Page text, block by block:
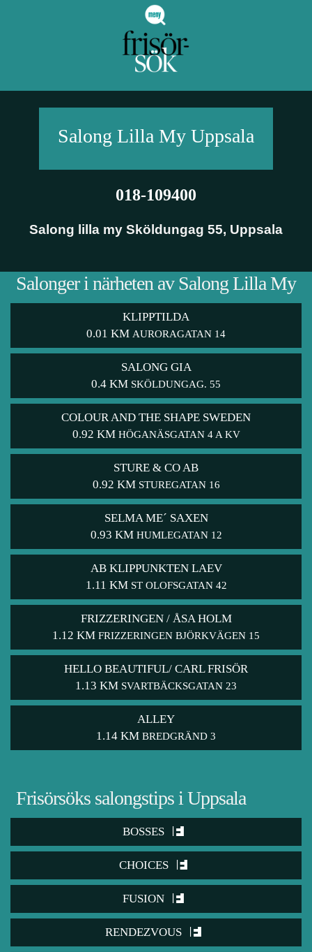
Salong Lilla My Uppsala
018-109400
Salong lilla my Sköldungag 55, Uppsala
Salonger i närheten av Salong Lilla My
KLIPPTILDA
0.01 KM AURORAGATAN 14
SALONG GIA
0.4 KM SKÖLDUNGAG. 55
COLOUR AND THE SHAPE SWEDEN
0.92 KM HÖGANÄSGATAN 4 A KV
STURE & CO AB
0.92 KM STUREGATAN 16
SELMA ME´ SAXEN
0.93 KM HUMLEGATAN 12
AB KLIPPUNKTEN LAEV
1.11 KM ST OLOFSGATAN 42
FRIZZERINGEN / ÅSA HOLM
1.12 KM FRIZZERINGEN BJÖRKVÄGEN 15
HELLO BEAUTIFUL/ CARL FRISÖR
1.13 KM SVARTBÄCKSGATAN 23
ALLEY
1.14 KM BREDGRÄND 3
Frisörsöks salongstips i Uppsala
BOSSES
CHOICES
FUSION
RENDEZVOUS